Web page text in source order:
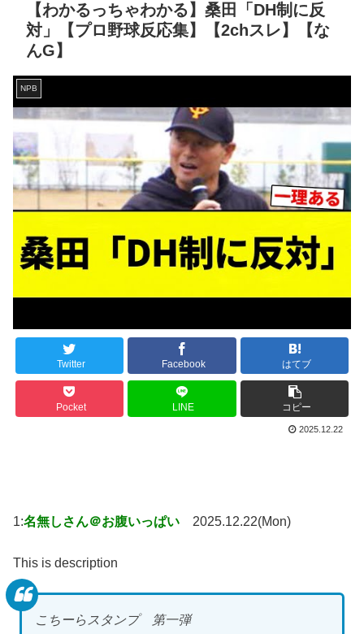
【わかるっちゃわかる】桑田「DH制に反
対」【プロ野球反応集】【2chスレ】【な
んG】
NPB
Twitter Facebook はてブ
Pocket LINE コピー
2025.12.22
1:名無しさん＠お腹いっぱい 2025.12.22(Mon)
This is description
こちーらスタンプ 第一弾